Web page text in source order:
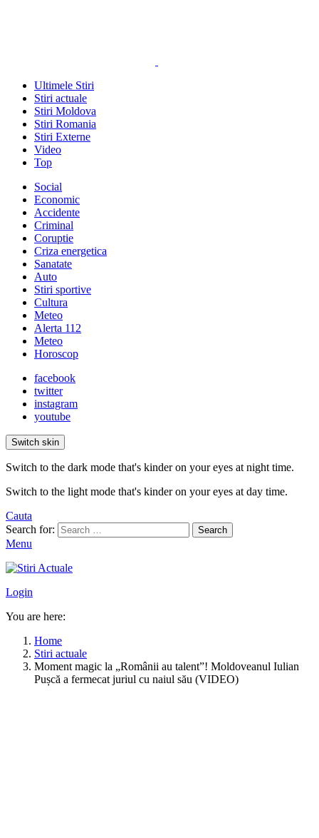
Ultimele Stiri
Stiri actuale
Stiri Moldova
Stiri Romania
Stiri Externe
Video
Top
Social
Economic
Accidente
Criminal
Coruptie
Criza energetica
Sanatate
Auto
Stiri sportive
Cultura
Meteo
Alerta 112
Meteo
Horoscop
facebook
twitter
instagram
youtube
Switch skin
Switch to the dark mode that's kinder on your eyes at night time.
Switch to the light mode that's kinder on your eyes at day time.
Cauta
Search for:
Search
Menu
Login
You are here:
Home
Stiri actuale
Moment magic la „Românii au talent”! Moldoveanul Iulian
Pușcă a fermecat juriul cu naiul său (VIDEO)